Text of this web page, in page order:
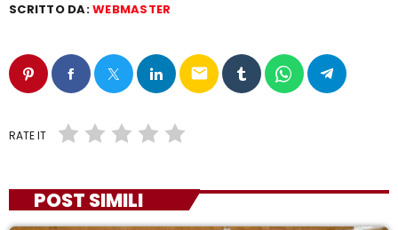
SCRITTO DA:WEBMASTER
email
RATE IT
POST SIMILI